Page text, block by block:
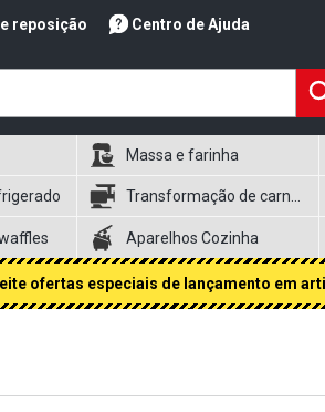
reposição Centro de Ajuda
Massa e farinha
Aparelhos Cozinha
ofertas especiais de lançamento em